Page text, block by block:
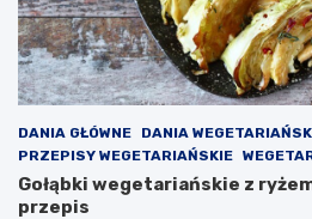
DANIA GŁÓWNE DANIA
PRZEPISY WEGETARIAŃSKIE
Gołąbki wegetariańskie z
przepis